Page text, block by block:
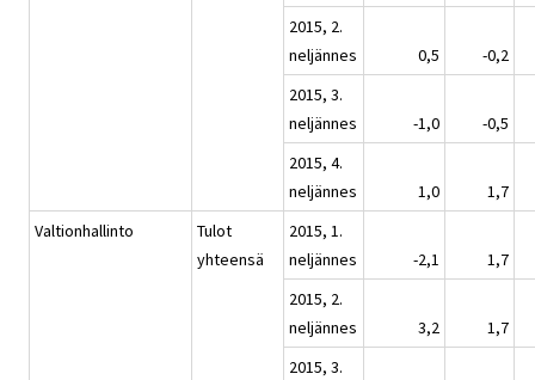
2015, 2.
neljännes
0,5
-0,2
2015, 3.
neljännes
-1,0
-0,5
2015, 4.
neljännes
1,0
1,7
Valtionhallinto
Tulot
yhteensä
2015, 1.
neljännes
-2,1
1,7
2015, 2.
neljännes
3,2
1,7
2015, 3.